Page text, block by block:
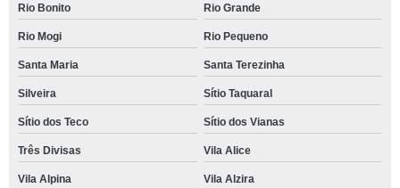
Rio Bonito Rio Grande
Rio Mogi Rio Pequeno
Santa Maria Santa Terezinha
Silveira Sítio Taquaral
Sítio dos Teco Sítio dos Vianas
Três Divisas Vila Alice
Vila Alpina Vila Alzira